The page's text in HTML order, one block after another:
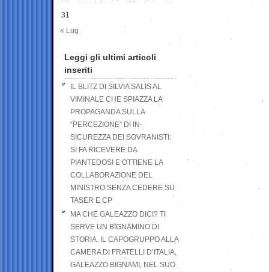
31
« Lug
Leggi gli ultimi articoli
inseriti
IL BLITZ DI SILVIA SALIS AL
VIMINALE CHE SPIAZZA LA
PROPAGANDA SULLA
“PERCEZIONE” DI IN-
SICUREZZA DEI SOVRANISTI:
SI FA RICEVERE DA
PIANTEDOSI E OTTIENE LA
COLLABORAZIONE DEL
MINISTRO SENZA CEDERE SU
TASER E CP
MA CHE GALEAZZO DICI? TI
SERVE UN BIGNAMINO DI
STORIA. IL CAPOGRUPPO ALLA
CAMERA DI FRATELLI D’ITALIA,
GALEAZZO BIGNAMI, NEL SUO